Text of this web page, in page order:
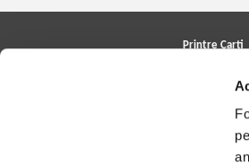
Printre Carti
Cele mai
Blog Printre